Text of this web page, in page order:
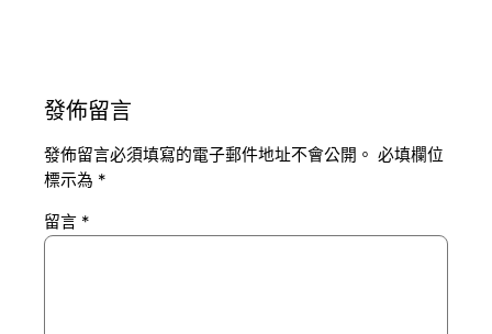
發佈留言
發佈留言必須填寫的電子郵件地址不會公開。 必填欄位
標示為 *
留言 *